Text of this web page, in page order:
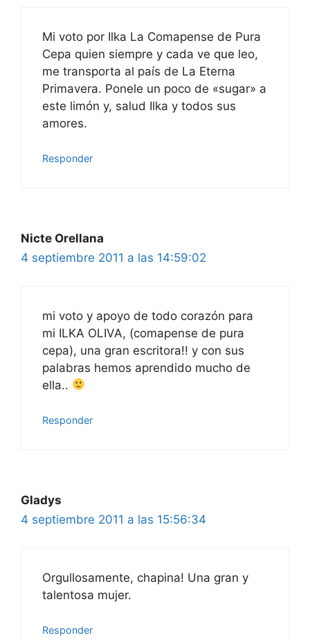
Mi voto por Ilka La Comapense de Pura
Cepa quien siempre y cada ve que leo,
me transporta al país de La Eterna
Primavera. Ponele un poco de «sugar» a
este limón y, salud Ilka y todos sus
amores.
Responder
Nicte Orellana
4 septiembre 2011 a las 14:59:02
mi voto y apoyo de todo corazón para
mi ILKA OLIVA, (comapense de pura
cepa), una gran escritora!! y con sus
palabras hemos aprendido mucho de
ella..
Responder
Gladys
4 septiembre 2011 a las 15:56:34
Orgullosamente, chapina! Una gran y
talentosa mujer.
Responder